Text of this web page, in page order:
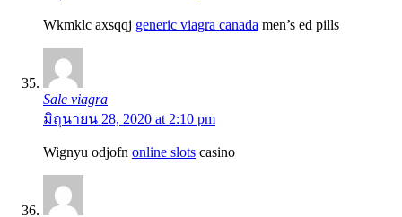
Wkmklc axsqqj generic viagra canada men’s ed pills
Sale viagra
มิถุนายน 28, 2020 at 2:10 pm
Wignyu odjofn online slots casino